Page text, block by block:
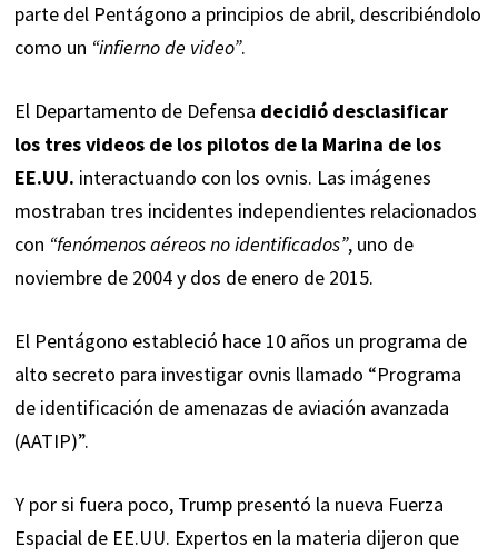
parte del Pentágono a principios de abril, describiéndolo
como un “infierno de video”.
El Departamento de Defensa decidió desclasificar
los tres videos de los pilotos de la Marina de los
EE.UU. interactuando con los ovnis. Las imágenes
mostraban tres incidentes independientes relacionados
con “fenómenos aéreos no identificados”, uno de
noviembre de 2004 y dos de enero de 2015.
El Pentágono estableció hace 10 años un programa de
alto secreto para investigar ovnis llamado “Programa
de identificación de amenazas de aviación avanzada
(AATIP)”.
Y por si fuera poco, Trump presentó la nueva Fuerza
Espacial de EE.UU. Expertos en la materia dijeron que